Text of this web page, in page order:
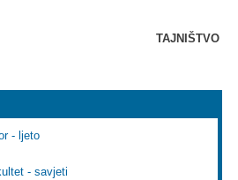
TAJNIŠTVO
- ljeto
- savjeti